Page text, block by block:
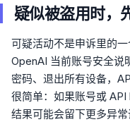
疑似被盗用时，
可疑活动不是申诉里的
OpenAI 当前账号安全说
密码、退出所有设备，
很简单：如果账号或
结果可能会留下更多异常